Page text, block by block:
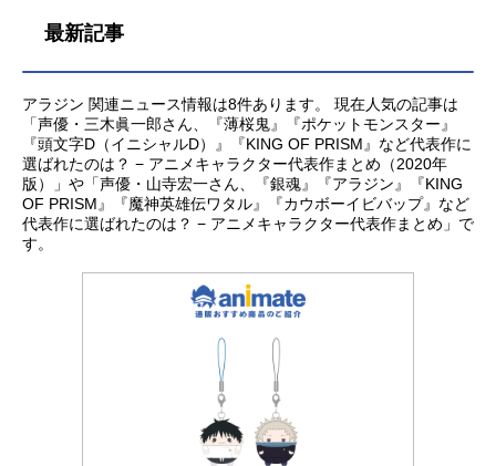
ジャパン主題歌ED：「ビヨンド～越
えてゆこう～」ME:I公開開始年＆季
節2024アニメ映画(C)2024Disney.All
RightsReserved.『モアナと伝説の海
２』公式サイト動画配信情報【PR...
ュディ：上戸彩ニック：森川智之ボ
ゴ：三宅健太クロウハウザー：高橋
茂雄（サバンナ）ガゼル：DreamAmi
Mr.ビッグ：山路和弘ゲイリー：下野
紘パウバート：山田涼介ウィンドダ
ンサー：髙嶋政宏ヘイスース：柄本
ょうが）ラス：ジャンボたかお（レ
インボー）アントニー：高木渉ミル
態劇場版アニメシリーズリロ・アン
ド・スティッチスケジュール2026年
12月4日（金）同時上映『ビリーと魔
法のはじまり』キャストスティッ
チ：クリス・サンダースリロ：マイ
ア・ケアロハスタッフ配給：ウォル
年＆季節2026アニメ映画(C)2026Dis
neyEnterprises,Inc.AllRightsReserve
最新記事
アラジン 関連ニュース情報は8件あります。 現在人気の記事は
「声優・三木眞一郎さん、『薄桜鬼』『ポケットモンスター』
『頭文字D（イニシャルD）』『KING OF PRISM』など代表作に
選ばれたのは？ − アニメキャラクター代表作まとめ（2020年
版）」や「声優・山寺宏一さん、『銀魂』『アラジン』『KING
OF PRISM』『魔神英雄伝ワタル』『カウボーイビバップ』など
代表作に選ばれたのは？ − アニメキャラクター代表作まとめ」で
す。